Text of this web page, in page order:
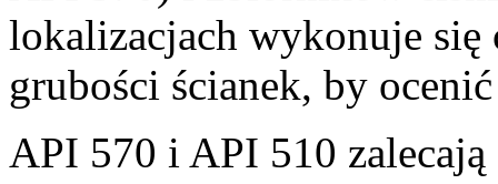
lokalizacjach wykonuje
grubości ścianek, by
API 570 i API 510